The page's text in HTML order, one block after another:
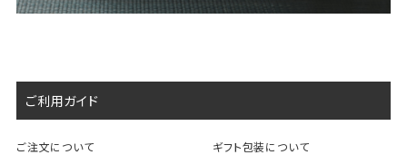
ご利用ガイド
ご注文について ギフト包装について